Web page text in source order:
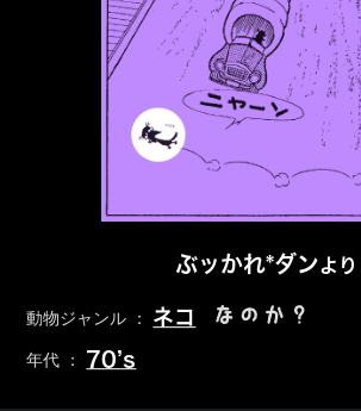
ぶッかれ*ダンより
動物ジャンル ： ネコ なのか？
年代 ： 70’s